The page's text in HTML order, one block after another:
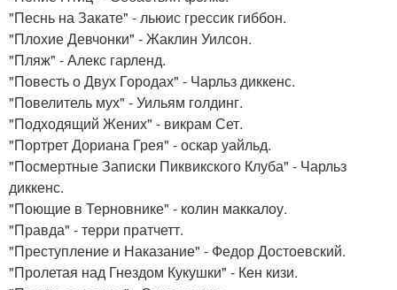
"Песнь на Закате" - льюис грессик гиббон.
"Плохие Девчонки" - Жаклин Уилсон.
"Пляж" - Алекс гарленд.
"Повесть о Двух Городах" - Чарльз диккенс.
"Повелитель мух" - Уильям голдинг.
"Подходящий Жених" - викрам Сет.
"Портрет Дориана Грея" - оскар уайльд.
"Посмертные Записки Пиквикского Клуба" - Чарльз
диккенс.
"Поющие в Терновнике" - колин маккалоу.
"Правда" - терри пратчетт.
"Преступление и Наказание" - Федор Достоевский.
"Пролетая над Гнездом Кукушки" - Кен кизи.